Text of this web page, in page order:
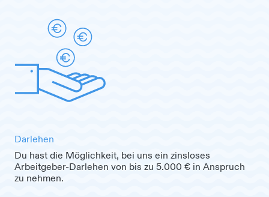
Darlehen
Du hast die Möglichkeit, bei uns ein zinsloses
Arbeitgeber-Darlehen von bis zu 5.000 € in Anspruch
zu nehmen.